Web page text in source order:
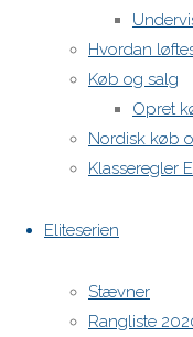
Hvordan
Køb og salg
Opret
Nordisk køb
Klasseregler
Eliteserien
Stævner
Rangliste